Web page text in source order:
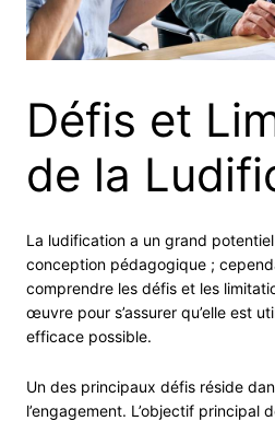
Défis et
de la
La ludification a un grand
conception pédagogique ;
comprendre les défis et les
œuvre pour s’assurer qu’elle est
efficace possible.
Un des principaux défis réside
l’engagement. L’objectif principal